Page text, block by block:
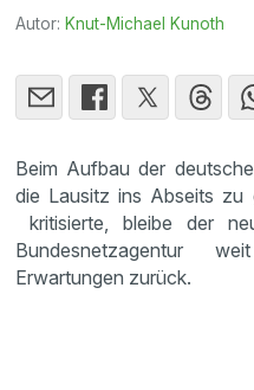
Autor: Knut-Michael Kunoth
Beim Aufbau der
die Lausitz ins Abseits zu
kritisierte, bleibe der
Bundesnetzagentur
Erwartungen zurück.